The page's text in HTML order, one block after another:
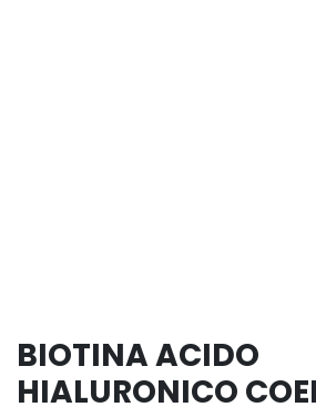
BIOTINA ACIDO
HIALURONICO